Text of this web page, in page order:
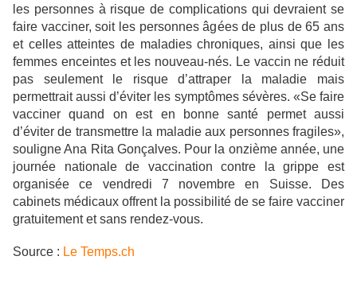
les personnes à risque de complications qui devraient se
faire vacciner, soit les personnes âgées de plus de 65 ans
et celles atteintes de maladies chroniques, ainsi que les
femmes enceintes et les nouveau-nés. Le vaccin ne réduit
pas seulement le risque d’attraper la maladie mais
permettrait aussi d’éviter les symptômes sévères. «Se faire
vacciner quand on est en bonne santé permet aussi
d’éviter de transmettre la maladie aux personnes fragiles»,
souligne Ana Rita Gonçalves. Pour la onzième année, une
journée nationale de vaccination contre la grippe est
organisée ce vendredi 7 novembre en Suisse. Des
cabinets médicaux offrent la possibilité de se faire vacciner
gratuitement et sans rendez-vous.
Source : Le Temps.ch